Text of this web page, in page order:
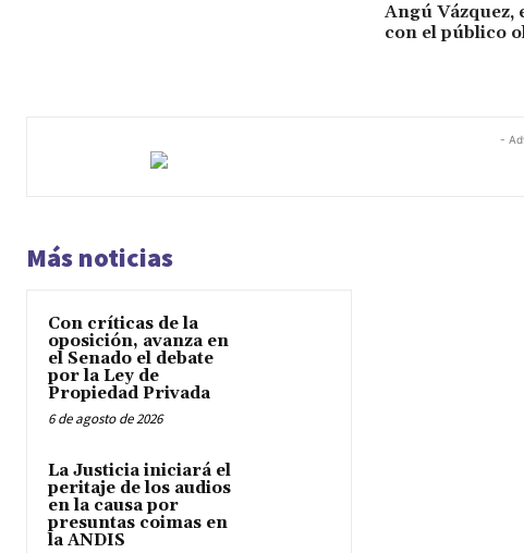
Angú Vázquez,
con el público
-
Más noticias
Con críticas de la
oposición, avanza en
el Senado el debate
por la Ley de
Propiedad Privada
6 de agosto de 2026
La Justicia iniciará el
peritaje de los audios
en la causa por
presuntas coimas en
la ANDIS